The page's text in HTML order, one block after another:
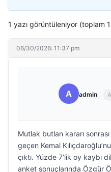
1 yazı görüntüleniyor (toplam
06/30/2026: 11:37 pm
A admin
Mutlak butlan kararı
geçen Kemal
çıktı. Yüzde 7’lik oy kaybı
anket sonuçlarında Özgür